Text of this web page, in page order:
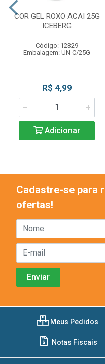
COR GEL ROXO ACAI 25G
ICEBERG
Código: 12329
Embalagem: UN C/25G
R$ 4,99
Adicionar
Cadastre-se para
ofertas!
Meus Pedidos
Notas Fiscais